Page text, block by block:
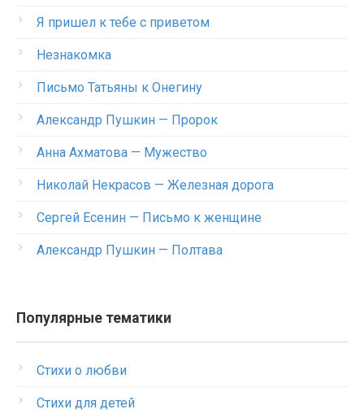
Я пришел к тебе с приветом
Незнакомка
Письмо Татьяны к Онегину
Александр Пушкин — Пророк
Анна Ахматова — Мужество
Николай Некрасов — Железная дорога
Сергей Есенин — Письмо к женщине
Александр Пушкин — Полтава
Популярные тематики
Стихи о любви
Стихи для детей